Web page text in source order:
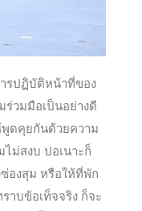
ารปฏิบัติหน้าที่ของ
ร่วมมือเป็นอย่างดี
พูดคุยกันด้วยความ
ไม่สงบ ปอเนาะก็
องสุม หรือให้ที่พัก
าบข้อเท็จจริง ก็จะ